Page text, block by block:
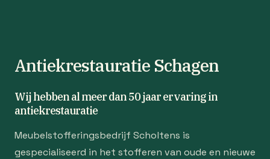
Antiekrestauratie Schagen
Wij hebben al meer dan 50 jaar ervaring in
antiekrestauratie
Meubelstofferingsbedrijf Scholtens is
gespecialiseerd in het stofferen van oude en nieuwe